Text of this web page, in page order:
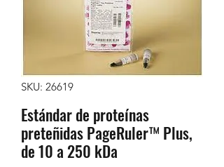
SKU: 26619
Estándar de proteínas
preteñidas PageRuler™ Plus,
de 10 a 250 kDa